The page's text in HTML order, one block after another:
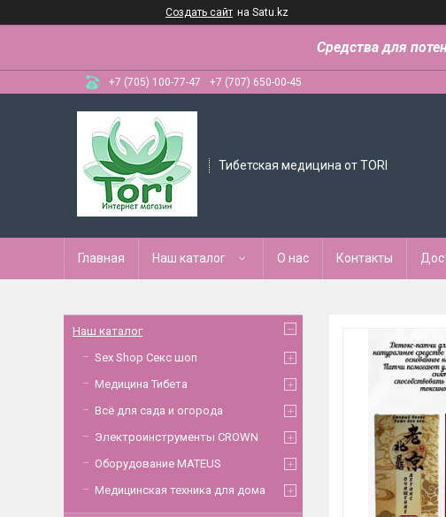
Создать сайт на Satu.kz
Средства для
+7 (705) 100-77-47 +7 (707) 650-00-45
Тибетская медицина от TORI
Главная Наш каталог О нас Контакты
Наш каталог
Sex Shop Секс шоп
Медицина Тибета
Всё для сада и огорода
Электроинструменты CROWN
Оборудование MATEUS
Медицинская техника для дома